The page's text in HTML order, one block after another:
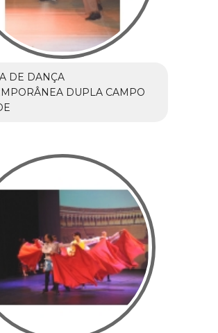
DE DANÇA
DUPLA CAMPO